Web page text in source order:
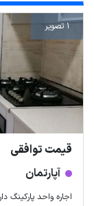
1 تصویر
قیمت توافقی
آپارتمان
اجاره واحد پارکینگ